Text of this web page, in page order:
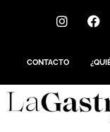
CONTACTO